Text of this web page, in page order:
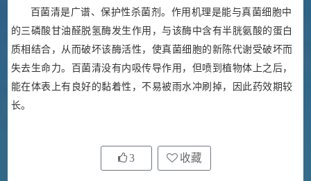
百菌清是广谱、保护性杀菌剂。作用机理是能与真菌细胞中
的三磷酸甘油醛脱氢酶发生作用，与该酶中含有半胱氨酸的蛋白
质相结合，从而破坏该酶活性，使真菌细胞的新陈代谢受破坏而
失去生命力。百菌清没有内吸传导作用，但喷到植物体上之后，
能在体表上有良好的黏着性，不易被雨水冲刷掉，因此药效期较
长。
3 收藏